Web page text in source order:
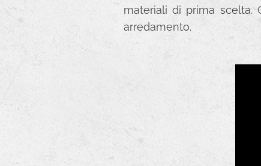
materiali di prima scelta.
arredamento.